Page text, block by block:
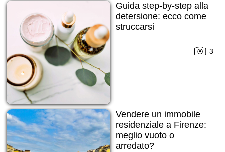
Guida step-by-step alla
detersione: ecco come
struccarsi
3
Vendere un immobile
residenziale a Firenze:
meglio vuoto o
arredato?